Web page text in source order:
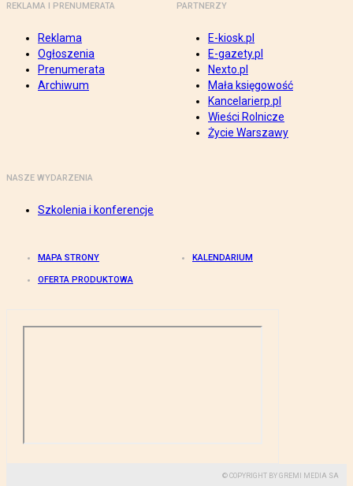
REKLAMA I PRENUMERATA
Reklama
Ogłoszenia
Prenumerata
Archiwum
PARTNERZY
E-kiosk.pl
E-gazety.pl
Nexto.pl
Mała księgowość
Kancelarierp.pl
Wieści Rolnicze
Życie Warszawy
NASZE WYDARZENIA
Szkolenia i konferencje
MAPA STRONY KALENDARIUM
OFERTA PRODUKTOWA
© COPYRIGHT BY GREMI MEDIA SA